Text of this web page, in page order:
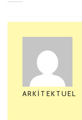
ARKITEKTUEL